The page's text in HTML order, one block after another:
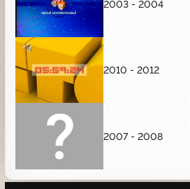
2003 - 2004
2010 - 2012
2007 - 2008